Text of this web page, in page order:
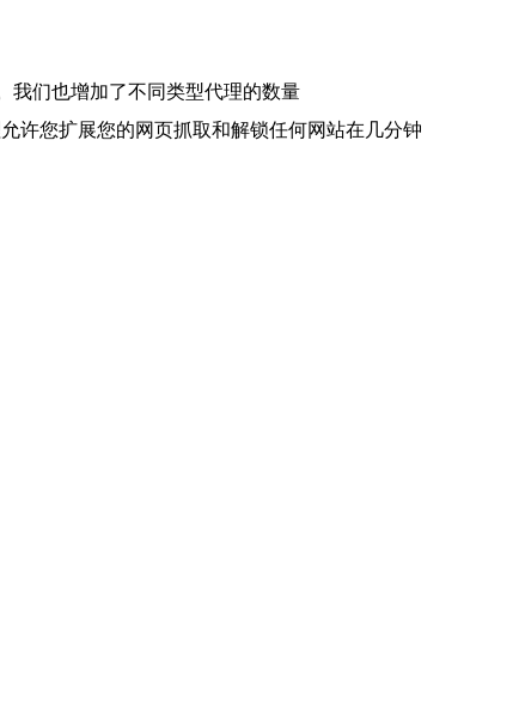
我们也增加了不同类型代理的数量
许您扩展您的网页抓取和解锁任何网站在几分钟